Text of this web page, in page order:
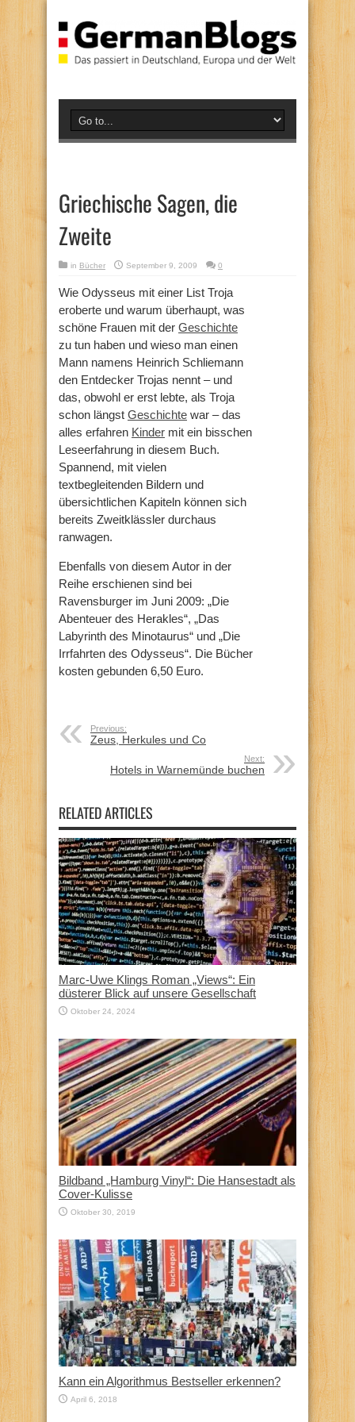
Griechische Sagen, die
Zweite
in Bücher September 9, 2009 0
Wie Odysseus mit einer List Troja
eroberte und warum überhaupt, was
schöne Frauen mit der Geschichte
zu tun haben und wieso man einen
Mann namens Heinrich Schliemann
den Entdecker Trojas nennt – und
das, obwohl er erst lebte, als Troja
schon längst Geschichte war – das
alles erfahren Kinder mit ein bisschen
Leseerfahrung in diesem Buch.
Spannend, mit vielen
textbegleitenden Bildern und
übersichtlichen Kapiteln können sich
bereits Zweitklässler durchaus
ranwagen.
Ebenfalls von diesem Autor in der
Reihe erschienen sind bei
Ravensburger im Juni 2009: „Die
Abenteuer des Herakles“, „Das
Labyrinth des Minotaurus“ und „Die
Irrfahrten des Odysseus“. Die Bücher
kosten gebunden 6,50 Euro.
Previous:
Zeus, Herkules und Co
Next:
Hotels in Warnemünde buchen
RELATED ARTICLES
Marc-Uwe Klings Roman „Views“: Ein
düsterer Blick auf unsere Gesellschaft
Oktober 24, 2024
Bildband „Hamburg Vinyl“: Die Hansestadt als
Cover-Kulisse
Oktober 30, 2019
Kann ein Algorithmus Bestseller erkennen?
April 6, 2018